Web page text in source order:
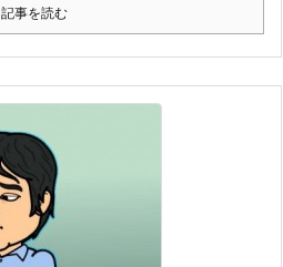
記事を読む